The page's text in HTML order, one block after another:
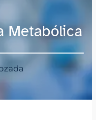
Metabólica